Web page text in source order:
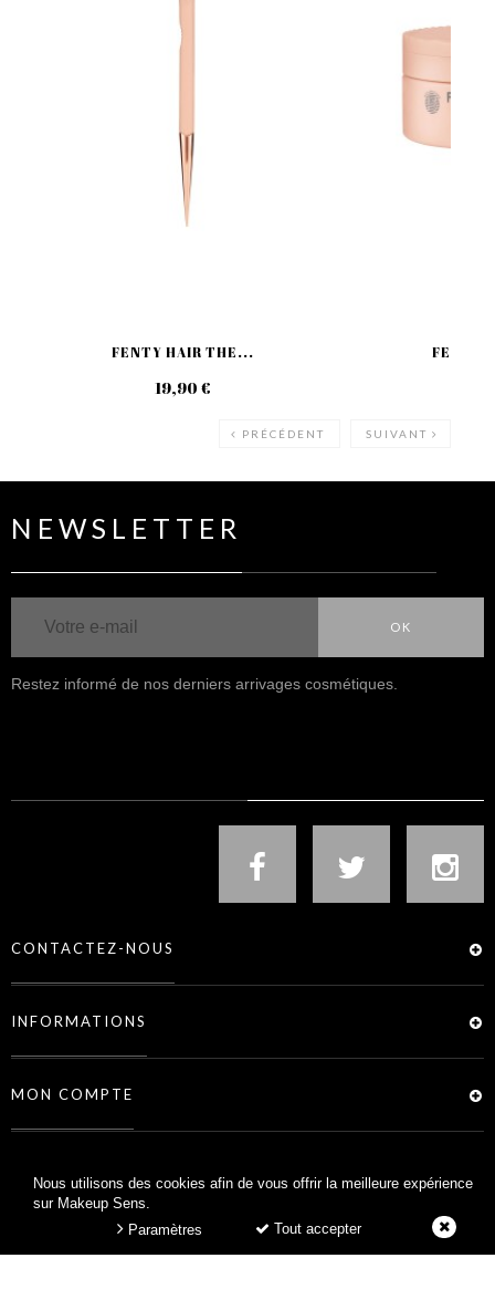
Nous utilisons des cookies afin de vous offrir la meilleure expérience
sur Makeup Sens.
Tout accepter
Paramètres
FENTY HAIR THE...
19,90 €
FENTY
PRÉCÉDENT SUIVANT
NEWSLETTER
OK
Restez informé de nos derniers arrivages cosmétiques.
CONTACTEZ-NOUS
INFORMATIONS
MON COMPTE